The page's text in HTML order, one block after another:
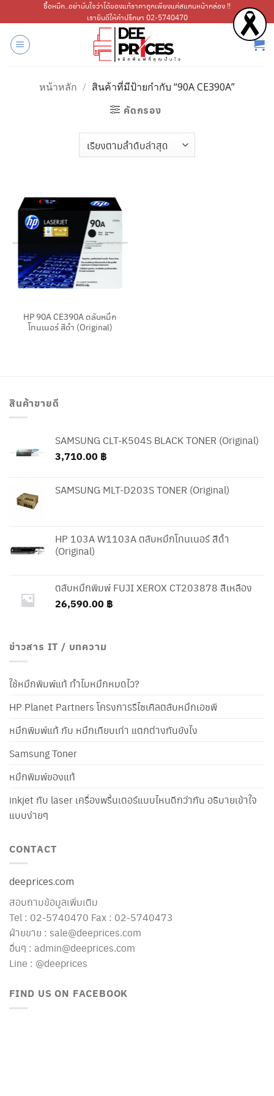
ไป
เนื้อหา
ซื้อหมึก..อย่ามั่นใจว่าได้ของแท้ราคาถูกเพียงแค่สแกนหน้ากล่อง !!
เรายินดีให้คำปรึกษา 02-5740470
หน้าหลัก / สินค้าที่มีป้ายกำกับ “90A CE390A”
คัดกรอง
HP 90A CE390A ตลับหมึก
โทนเนอร์ สีดำ (Original)
สินค้าขายดี
SAMSUNG CLT-K504S BLACK TONER (Original)
3,710.00 ฿
SAMSUNG MLT-D203S TONER (Original)
HP 103A W1103A ตลับหมึกโทนเนอร์ สีดำ
(Original)
ตลับหมึกพิมพ์ FUJI XEROX CT203878 สีเหลือง
26,590.00 ฿
ข่าวสาร IT / บทความ
ใช้หมึกพิมพ์แท้ ทำไมหมึกหมดไว?
HP Planet Partners โครงการรีไซเคิลตลับหมึกเอชพี
หมึกพิมพ์แท้ กับ หมึกเทียบเท่า แตกต่างกันยังไง
Samsung Toner
หมึกพิมพ์ของแท้
inkjet กับ laser เครื่องพริ้นเตอร์แบบไหนดีกว่ากัน อธิบายเข้าใจ
แบบง่ายๆ
CONTACT
deeprices.com
สอบถามข้อมูลเพิ่มเติม
Tel : 02-5740470 Fax : 02-5740473
ฝ่ายขาย : sale@deeprices.com
อื่นๆ : admin@deeprices.com
Line : @deeprices
FIND US ON FACEBOOK